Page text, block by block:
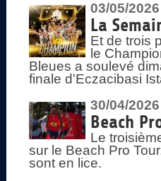
03/05/2026
La
Et de trois
le
Bleues a soulevé
finale d'Eczacibasi
30/04/2026
Beach
Le
sur le Beach Pro
sont en lice.